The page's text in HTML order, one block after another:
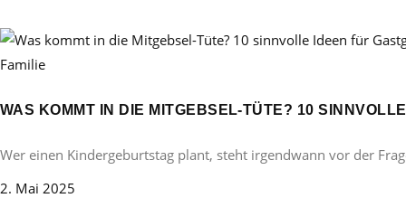
Familie
WAS KOMMT IN DIE MITGEBSEL-TÜTE? 10
Wer einen Kindergeburtstag plant, steht irgendwann vor der
2. Mai 2025